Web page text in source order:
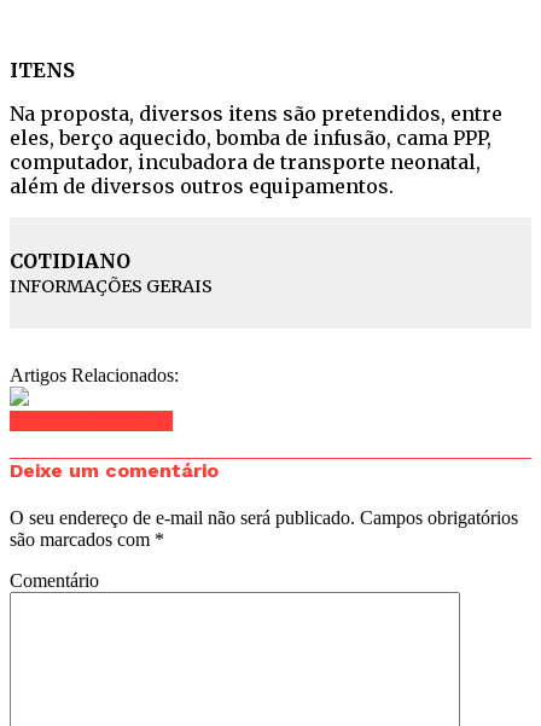
ITENS
Na proposta, diversos itens são pretendidos, entre
eles, berço aquecido, bomba de infusão, cama PPP,
computador, incubadora de transporte neonatal,
além de diversos outros equipamentos.
COTIDIANO
INFORMAÇÕES GERAIS
Artigos Relacionados:
Deixe um comentário
O seu endereço de e-mail não será publicado. Campos obrigatórios
são marcados com *
Comentário